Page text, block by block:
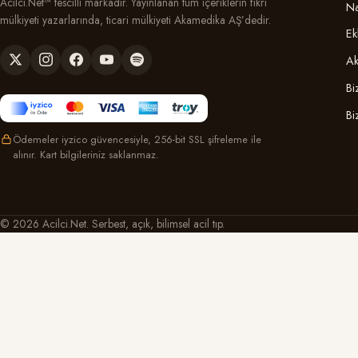
mülkiyeti yazarlarında, ticari mülkiyeti Akamedika AŞ’dedir.
Ödemeler iyzico güvencesiyle, 256-bit SSL şifreleme ile
alınır. Kart bilgileriniz saklanmaz.
© 2026 Acilci.Net. Serbest, açık, bilimsel acil tıp.